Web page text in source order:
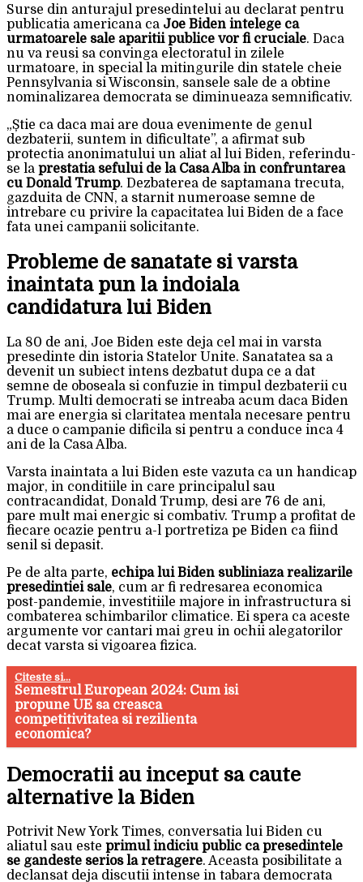
Surse din anturajul presedintelui au declarat pentru
publicatia americana ca Joe Biden intelege ca
urmatoarele sale aparitii publice vor fi cruciale. Daca
nu va reusi sa convinga electoratul in zilele
urmatoare, in special la mitingurile din statele cheie
Pennsylvania si Wisconsin, sansele sale de a obtine
nominalizarea democrata se diminueaza semnificativ.
„Știe ca daca mai are doua evenimente de genul
dezbaterii, suntem in dificultate”, a afirmat sub
protectia anonimatului un aliat al lui Biden, referindu-
se la prestatia sefului de la Casa Alba in confruntarea
cu Donald Trump. Dezbaterea de saptamana trecuta,
gazduita de CNN, a starnit numeroase semne de
intrebare cu privire la capacitatea lui Biden de a face
fata unei campanii solicitante.
Probleme de sanatate si varsta
inaintata pun la indoiala
candidatura lui Biden
La 80 de ani, Joe Biden este deja cel mai in varsta
presedinte din istoria Statelor Unite. Sanatatea sa a
devenit un subiect intens dezbatut dupa ce a dat
semne de oboseala si confuzie in timpul dezbaterii cu
Trump. Multi democrati se intreaba acum daca Biden
mai are energia si claritatea mentala necesare pentru
a duce o campanie dificila si pentru a conduce inca 4
ani de la Casa Alba.
Varsta inaintata a lui Biden este vazuta ca un handicap
major, in conditiile in care principalul sau
contracandidat, Donald Trump, desi are 76 de ani,
pare mult mai energic si combativ. Trump a profitat de
fiecare ocazie pentru a-l portretiza pe Biden ca fiind
senil si depasit.
Pe de alta parte, echipa lui Biden subliniaza realizarile
presedintiei sale, cum ar fi redresarea economica
post-pandemie, investitiile majore in infrastructura si
combaterea schimbarilor climatice. Ei spera ca aceste
argumente vor cantari mai greu in ochii alegatorilor
decat varsta si vigoarea fizica.
Citeste si...
Semestrul European 2024: Cum isi
propune UE sa creasca
competitivitatea si rezilienta
economica?
Democratii au inceput sa caute
alternative la Biden
Potrivit New York Times, conversatia lui Biden cu
aliatul sau este primul indiciu public ca presedintele
se gandeste serios la retragere. Aceasta posibilitate a
declansat deja discutii intense in tabara democrata